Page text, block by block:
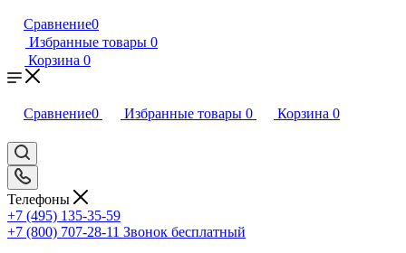
Сравнение0
Избранные товары 0
Корзина 0
Сравнение0 Избранные товары 0 Корзина 0
Телефоны
+7 (495) 135-35-59
+7 (800) 707-28-11 Звонок бесплатный